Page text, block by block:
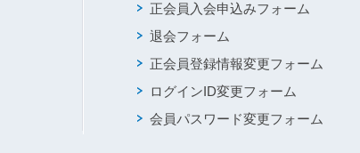
正会員入会申込みフォーム
退会フォーム
正会員登録情報変更フォーム
ログインID変更フォーム
会員パスワード変更フォーム